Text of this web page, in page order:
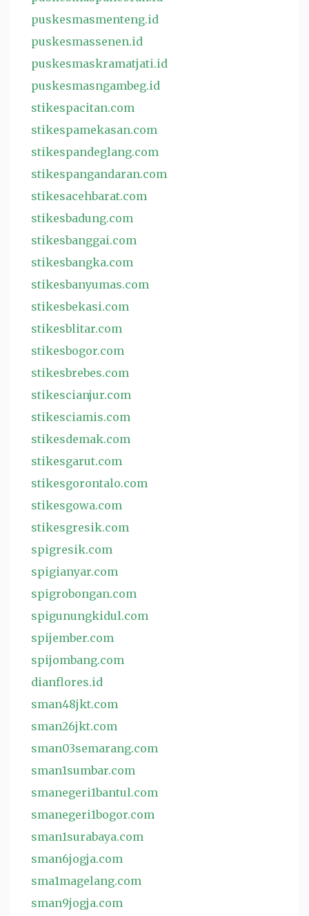
puskesmasmenteng.id
puskesmassenen.id
puskesmaskramatjati.id
puskesmasngambeg.id
stikespacitan.com
stikespamekasan.com
stikespandeglang.com
stikespangandaran.com
stikesacehbarat.com
stikesbadung.com
stikesbanggai.com
stikesbangka.com
stikesbanyumas.com
stikesbekasi.com
stikesblitar.com
stikesbogor.com
stikesbrebes.com
stikescianjur.com
stikesciamis.com
stikesdemak.com
stikesgarut.com
stikesgorontalo.com
stikesgowa.com
stikesgresik.com
spigresik.com
spigianyar.com
spigrobongan.com
spigunungkidul.com
spijember.com
spijombang.com
dianflores.id
sman48jkt.com
sman26jkt.com
sman03semarang.com
sman1sumbar.com
smanegeri1bantul.com
smanegeri1bogor.com
sman1surabaya.com
sman6jogja.com
sma1magelang.com
sman9jogja.com